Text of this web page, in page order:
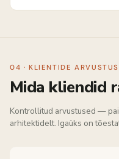
04 · KLIENTIDE
Mida kliendid
Kontrollitud arvustused —
arhitektidelt. Igaüks on